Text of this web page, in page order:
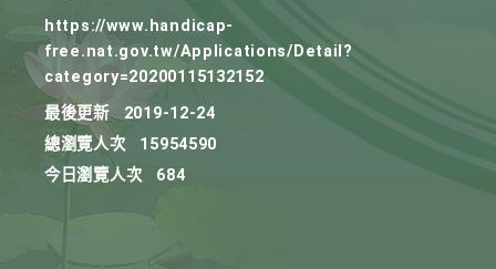
https://www.handicap-
free.nat.gov.tw/Applications/Detail?
category=20200115132152
最後更新
2019-12-24
總瀏覽人次
15954590
今日瀏覽人次
684